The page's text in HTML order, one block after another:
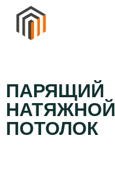
ПАРЯЩИЙ
НАТЯЖНОЙ
ПОТОЛОК